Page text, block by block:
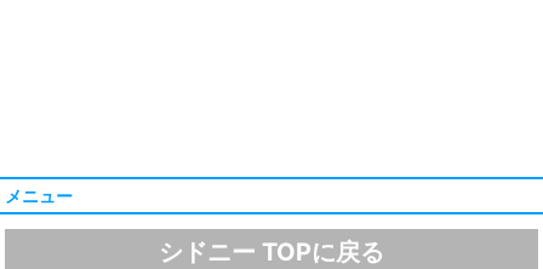
メニュー
シドニー TOPに戻る